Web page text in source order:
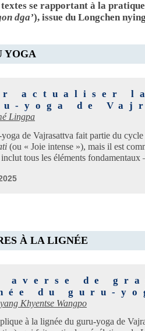
textes se rapportant à la
dga’), issue du Longchen
YOGA
actualiser
yoga de
Lingpa
de Vajrasattva fait partie du
(ou « Joie intense »), mais il est
tous les éléments
À LA LIGNÉE
averse de
du guru-
Khyentse Wangpo
à la lignée du guru-yoga de